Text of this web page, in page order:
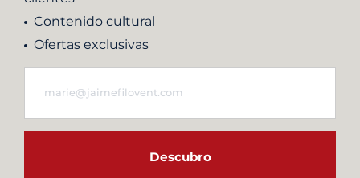
Contenido cultural
Ofertas exclusivas
Descubro